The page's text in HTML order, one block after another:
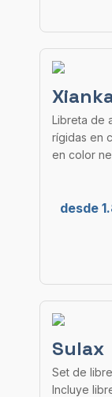
Libreta de
rígidas en
en color
desde
Sulax
Set de
Incluye